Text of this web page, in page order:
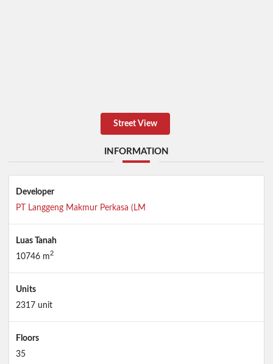
Street View
INFORMATION
Developer
PT Langgeng Makmur Perkasa (LM
Luas Tanah
10746 m2
Units
2317 unit
Floors
35